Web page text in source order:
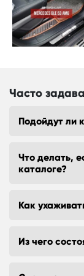
Часто
Подойдут ли
Что делать,
каталоге?
Как
Из чего